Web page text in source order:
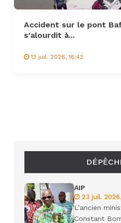
Accident sur le pont
s'alourdit à...
13 juil. 2026, 16:42
AIP
23 juil.
L’ancien
Constant